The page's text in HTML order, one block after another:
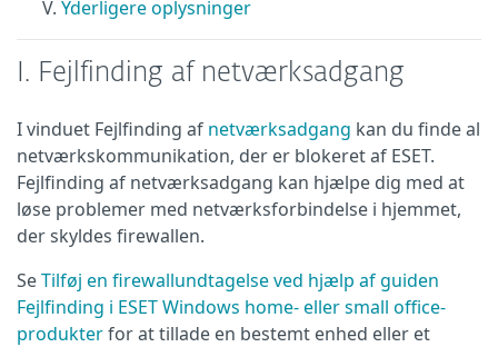
Yderligere oplysninger
I. Fejlfinding af netværksadgang
I vinduet Fejlfinding af netværksadgang kan du finde al
netværkskommunikation, der er blokeret af ESET.
Fejlfinding af netværksadgang kan hjælpe dig med at
løse problemer med netværksforbindelse i hjemmet,
der skyldes firewallen.
SeTilføj en firewallundtagelse ved hjælp af guiden
Fejlfinding i ESET Windows home- eller small office-
produkterfor at tillade en bestemt enhed eller et